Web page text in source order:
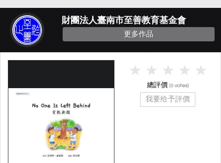
財團法人臺南市至善教育基金會
更多作品
總評價 (0 votes)
我要给予評價